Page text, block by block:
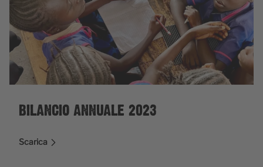
BILANCIO ANNUALE 2023
Scarica